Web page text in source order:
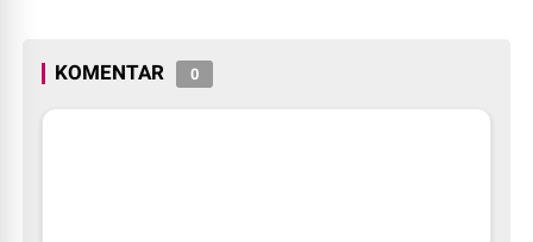
KOMENTAR 0